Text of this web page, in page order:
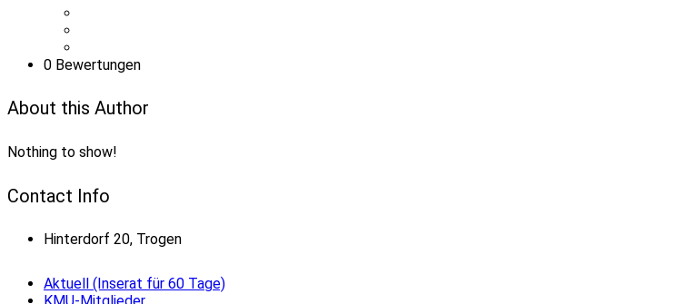
0 Bewertungen
About this Author
Nothing to show!
Contact Info
Hinterdorf 20, Trogen
Aktuell (Inserat für 60 Tage)